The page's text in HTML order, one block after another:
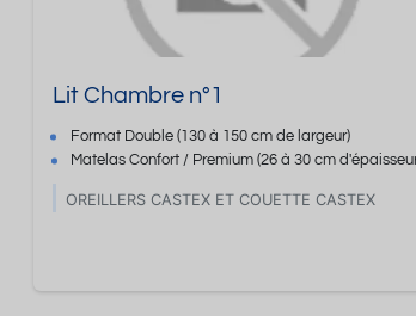
Lit Chambre n°1
Format Double (130 à 150 cm de largeur)
Matelas Confort / Premium(26 à 30 cm
OREILLERS CASTEX ET COUETTE CASTEX